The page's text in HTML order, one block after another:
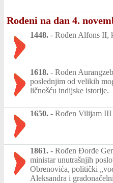
Rođeni na dan 4.
1448. - Rođen Alfons II,
1618. - Rođen
poslednjim od velikih
ličnošću indijske istorije.
1650. - Rođen Vilijam III
1861. - Rođen Đorđe
ministar unutrašnjih
Obrenovića, politički
Aleksandra i